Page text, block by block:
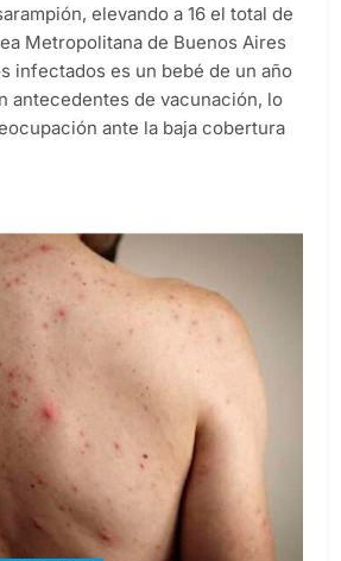
elevando a 16 el total de
Metropolitana de Buenos Aires
infectados es un bebé de un año
antecedentes de vacunación, lo
ante la baja cobertura